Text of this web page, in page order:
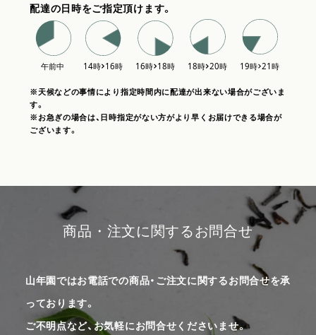
配達の日時をご指定頂けます。
※天候などの事情により指定時間内に配達が出来ない場合がございま
す。
※お急ぎの場合は、日時指定がない方がより早くお届けできる場合が
ございます。
商品・注文に関するお問合せ
山年園ではお電話での商品・ご注文に関するお問合せを承
っております。
ご不明点など、お気軽にお問合せくださいませ。